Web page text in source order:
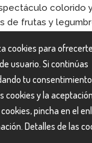
colorido
de frutas y
telas
alhajas,
otros y si te
por los hornos a
incluido.
de los pueblos
cookies para
usuario. Si continúas
tu
cookies y la
pincha en el
Detalles de las